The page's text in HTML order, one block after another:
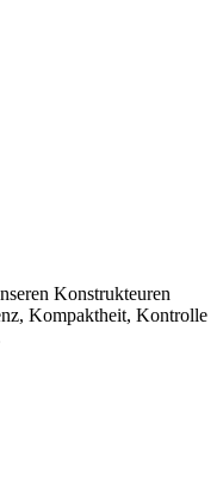
Konstrukteuren
Kompaktheit, Kontrolle